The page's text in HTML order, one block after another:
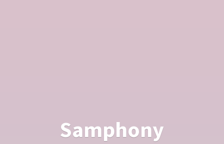
Samphony